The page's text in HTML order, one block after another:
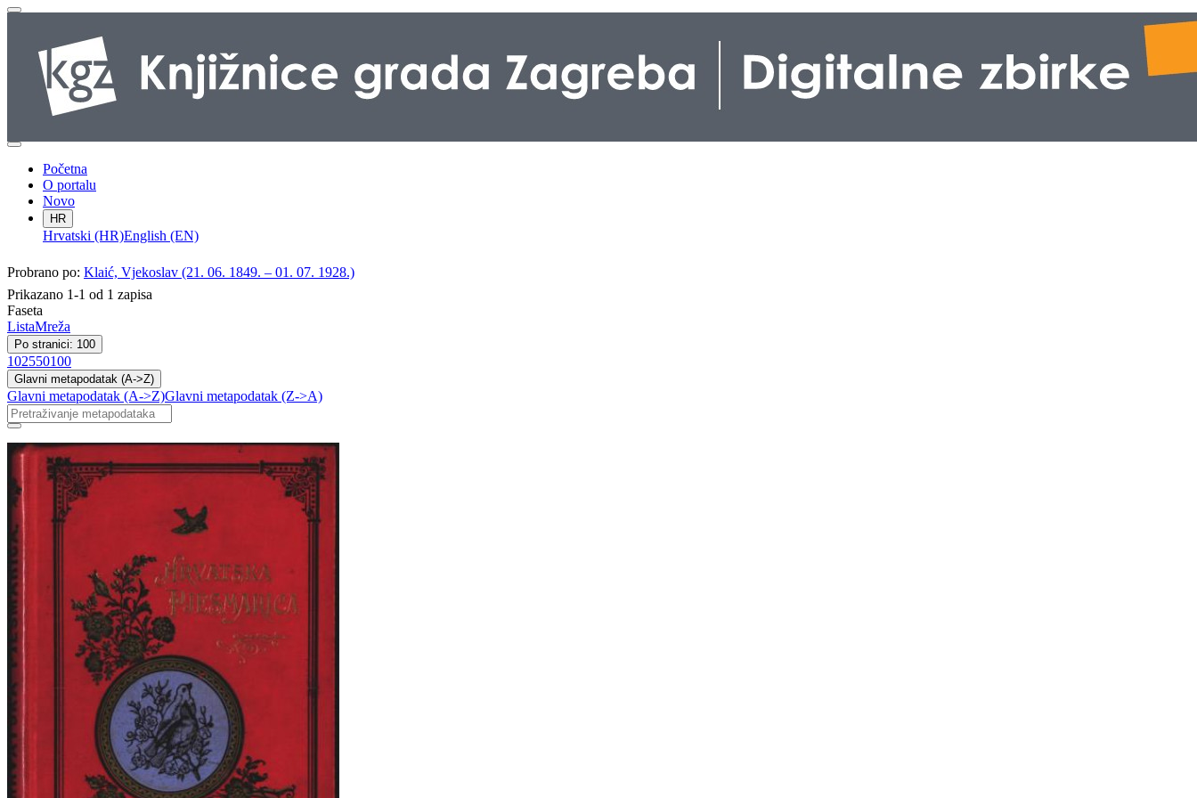
Početna
O portalu
Novo
HR
Hrvatski (HR)English (EN)
Probrano po: Klaić, Vjekoslav (21. 06. 1849. – 01. 07. 1928.)
Prikazano 1-1 od 1 zapisa
Faseta
ListaMreža
Po stranici: 100
102550100
Glavni metapodatak (A->Z)
Glavni metapodatak (A->Z)Glavni metapodatak (Z->A)